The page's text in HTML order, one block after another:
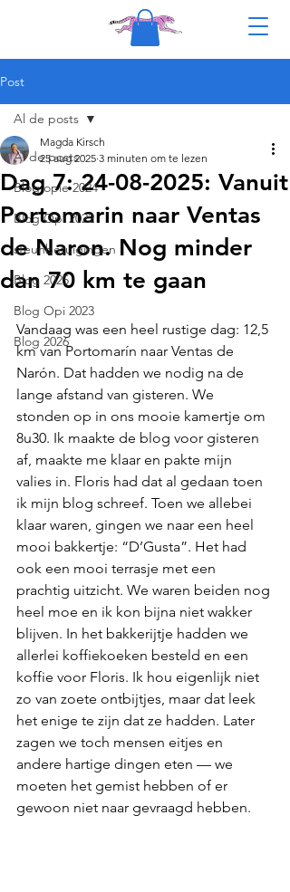
Post
Al de posts
Blog opie 2024
Blog Opi 2022
steunbetuigingen
Blog 2025
Blog Opi 2023
Blog 2026
Al de posts
Dag 7: 24-08-2025: Vanuit
Portomarin naar Ventas
de Naron. Nog minder
dan 70 km te gaan
Magda Kirsch
25 aug 2025 3 minuten om te lezen
Vandaag was een heel rustige dag: 12,5
km van Portomarín naar Ventas de
Narón. Dat hadden we nodig na de
lange afstand van gisteren. We
stonden op in ons mooie kamertje om
8u30. Ik maakte de blog voor gisteren
af, maakte me klaar en pakte mijn
valies in. Floris had dat al gedaan toen
ik mijn blog schreef. Toen we allebei
klaar waren, gingen we naar een heel
mooi bakkertje: “D’Gusta”. Het had
ook een mooi terrasje met een
prachtig uitzicht. We waren beiden nog
heel moe en ik kon bijna niet wakker
blijven. In het bakkerijtje hadden we
allerlei koffiekoeken besteld en een
koffie voor Floris. Ik hou eigenlijk niet
zo van zoete ontbijtjes, maar dat leek
het enige te zijn dat ze hadden. Later
zagen we toch mensen eitjes en
andere hartige dingen eten — we
moeten het gemist hebben of er
gewoon niet naar gevraagd hebben.